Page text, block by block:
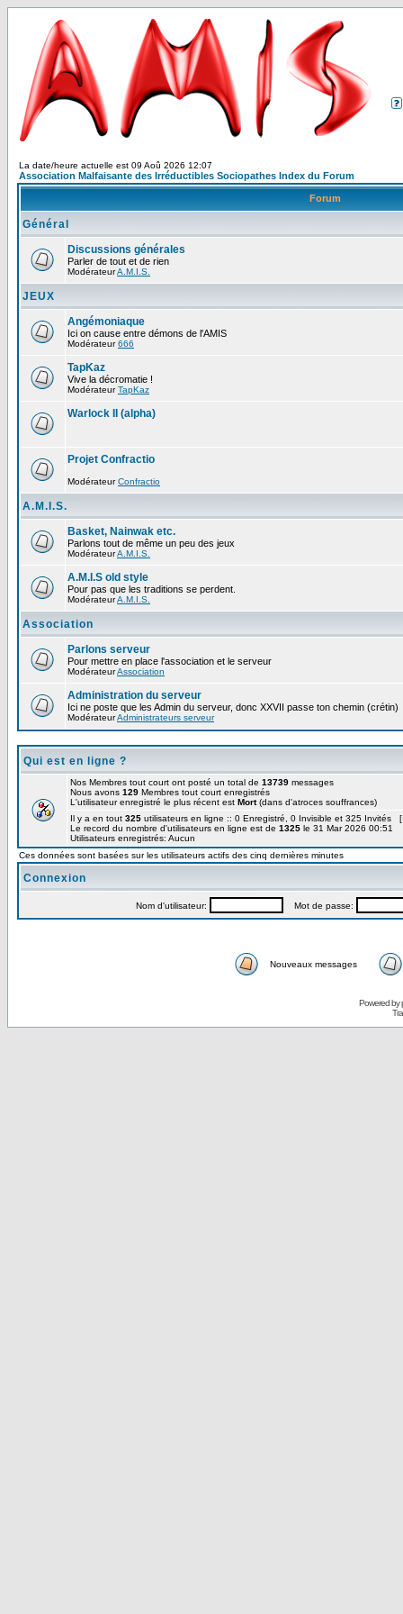
La date/heure actuelle est 09 Aoû 2026 12:07
Association Malfaisante des Irréductibles Sociopathes Index du Forum
Forum
Général
Discussions générales
Parler de tout et de rien
ModérateurA.M.I.S.
JEUX
Angémoniaque
Ici on cause entre démons de l'AMIS
Modérateur666
TapKaz
Vive la décromatie !
ModérateurTapKaz
Warlock II (alpha)
Projet Confractio
ModérateurConfractio
A.M.I.S.
Basket, Nainwak etc.
Parlons tout de même un peu des jeux
ModérateurA.M.I.S.
A.M.I.S old style
Pour pas que les traditions se perdent.
ModérateurA.M.I.S.
Association
Parlons serveur
Pour mettre en place l'association et le serveur
ModérateurAssociation
Administration du serveur
Ici ne poste que les Admin du serveur, donc XXVII passe ton chemin (crétin)
ModérateurAdministrateurs serveur
Qui est en ligne ?
Nos Membres tout court ont posté un total de 13739 messages
Nous avons 129 Membres tout court enregistrés
L'utilisateur enregistré le plus récent est Mort(dans d'atroces souffrances)
Il y a en tout 325 utilisateurs en ligne :: 0 Enregistré, 0 Invisible et 325 Invités [
Le record du nombre d'utilisateurs en ligne est de 1325 le 31 Mar 2026 00:51
Utilisateurs enregistrés: Aucun
Ces données sont basées sur les utilisateurs actifs des cinq dernières minutes
Connexion
Nom d'utilisateur: Mot de passe:
Nouveaux messages
Powered by